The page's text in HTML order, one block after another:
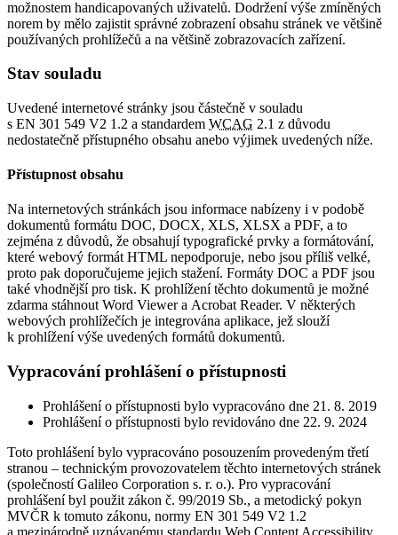
možnostem handicapovaných uživatelů. Dodržení výše zmíněných
norem by mělo zajistit správné zobrazení obsahu stránek ve většině
používaných prohlížečů a na většině zobrazovacích zařízení.
Stav souladu
Uvedené internetové stránky jsou částečně v souladu
s EN 301 549 V2 1.2 a standardem WCAG 2.1 z důvodu
nedostatečně přístupného obsahu anebo výjimek uvedených níže.
Přístupnost obsahu
Na internetových stránkách jsou informace nabízeny i v podobě
dokumentů formátu DOC, DOCX, XLS, XLSX a PDF, a to
zejména z důvodů, že obsahují typografické prvky a formátování,
které webový formát HTML nepodporuje, nebo jsou příliš velké,
proto pak doporučujeme jejich stažení. Formáty DOC a PDF jsou
také vhodnější pro tisk. K prohlížení těchto dokumentů je možné
zdarma stáhnout Word Viewer a Acrobat Reader. V některých
webových prohlížečích je integrována aplikace, jež slouží
k prohlížení výše uvedených formátů dokumentů.
Vypracování prohlášení o přístupnosti
Prohlášení o přístupnosti bylo vypracováno dne 21. 8. 2019
Prohlášení o přístupnosti bylo revidováno dne 22. 9. 2024
Toto prohlášení bylo vypracováno posouzením provedeným třetí
stranou – technickým provozovatelem těchto internetových stránek
(společností Galileo Corporation s. r. o.). Pro vypracování
prohlášení byl použit zákon č. 99/2019 Sb., a metodický pokyn
MVČR k tomuto zákonu, normy EN 301 549 V2 1.2
a mezinárodně uznávanému standardu Web Content Accessibility